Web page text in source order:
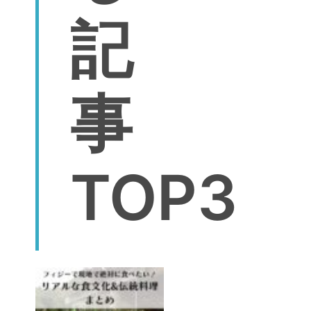
記
事
TOP3